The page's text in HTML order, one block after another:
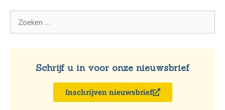
Schrijf u in voor onze nieuwsbrief
Inschrijven nieuwsbrief